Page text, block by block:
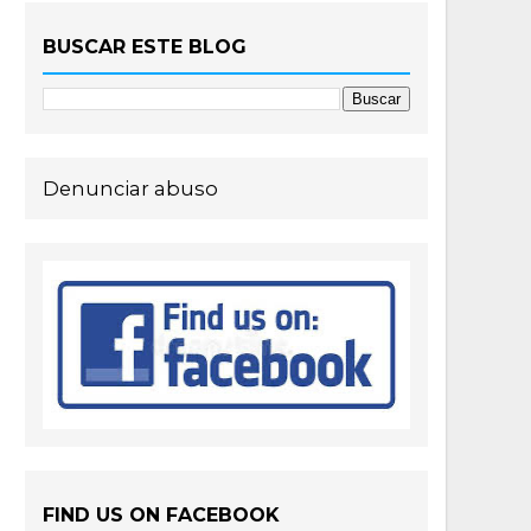
BUSCAR ESTE BLOG
Denunciar abuso
FIND US ON FACEBOOK